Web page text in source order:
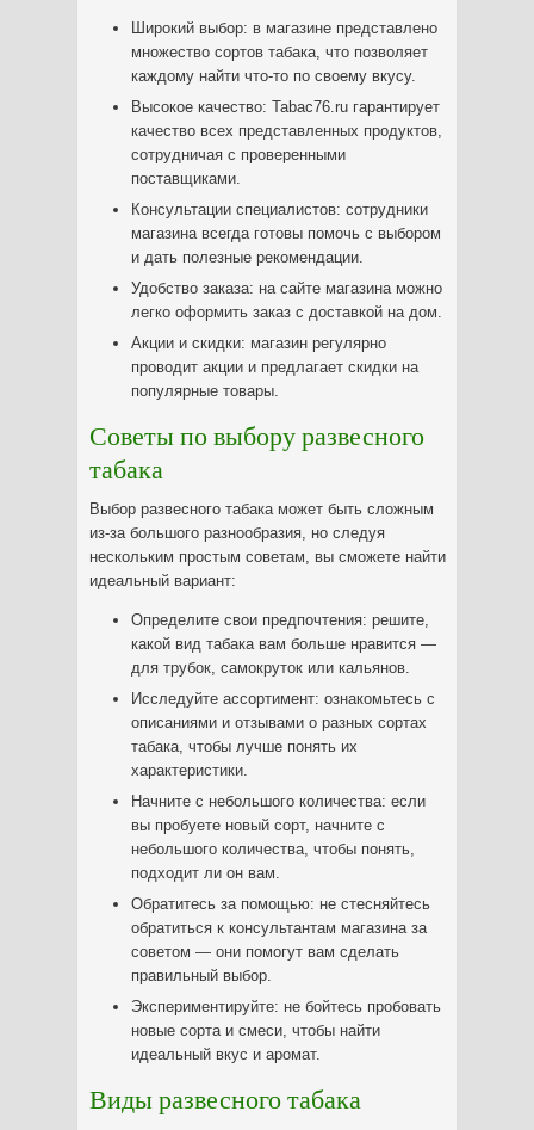
Широкий выбор: в магазине представлено
множество сортов табака, что позволяет
каждому найти что-то по своему вкусу.
Высокое качество: Tabac76.ru гарантирует
качество всех представленных продуктов,
сотрудничая с проверенными
поставщиками.
Консультации специалистов: сотрудники
магазина всегда готовы помочь с выбором
и дать полезные рекомендации.
Удобство заказа: на сайте магазина можно
легко оформить заказ с доставкой на дом.
Акции и скидки: магазин регулярно
проводит акции и предлагает скидки на
популярные товары.
Советы по выбору развесного
табака
Выбор развесного табака может быть сложным
из-за большого разнообразия, но следуя
нескольким простым советам, вы сможете найти
идеальный вариант:
Определите свои предпочтения: решите,
какой вид табака вам больше нравится —
для трубок, самокруток или кальянов.
Исследуйте ассортимент: ознакомьтесь с
описаниями и отзывами о разных сортах
табака, чтобы лучше понять их
характеристики.
Начните с небольшого количества: если
вы пробуете новый сорт, начните с
небольшого количества, чтобы понять,
подходит ли он вам.
Обратитесь за помощью: не стесняйтесь
обратиться к консультантам магазина за
советом — они помогут вам сделать
правильный выбор.
Экспериментируйте: не бойтесь пробовать
новые сорта и смеси, чтобы найти
идеальный вкус и аромат.
Виды развесного табака